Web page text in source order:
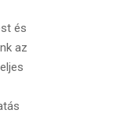
és
az